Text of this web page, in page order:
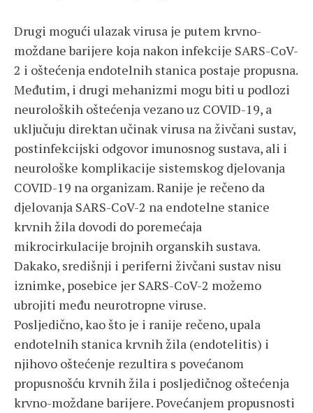
Drugi mogući ulazak virusa je putem krvno-
moždane barijere koja nakon infekcije SARS-CoV-
2 i oštećenja endotelnih stanica postaje propusna.
Međutim, i drugi mehanizmi mogu biti u podlozi
neuroloških oštećenja vezano uz COVID-19, a
uključuju direktan učinak virusa na živčani sustav,
postinfekcijski odgovor imunosnog sustava, ali i
neurološke komplikacije sistemskog djelovanja
COVID-19 na organizam. Ranije je rečeno da
djelovanja SARS-CoV-2 na endotelne stanice
krvnih žila dovodi do poremećaja
mikrocirkulacije brojnih organskih sustava.
Dakako, središnji i periferni živčani sustav nisu
iznimke, posebice jer SARS-CoV-2 možemo
ubrojiti među neurotropne viruse.
Posljedično, kao što je i ranije rečeno, upala
endotelnih stanica krvnih žila (endotelitis) i
njihovo oštećenje rezultira s povećanom
propusnošću krvnih žila i posljedičnog oštećenja
krvno-moždane barijere. Povećanjem propusnosti